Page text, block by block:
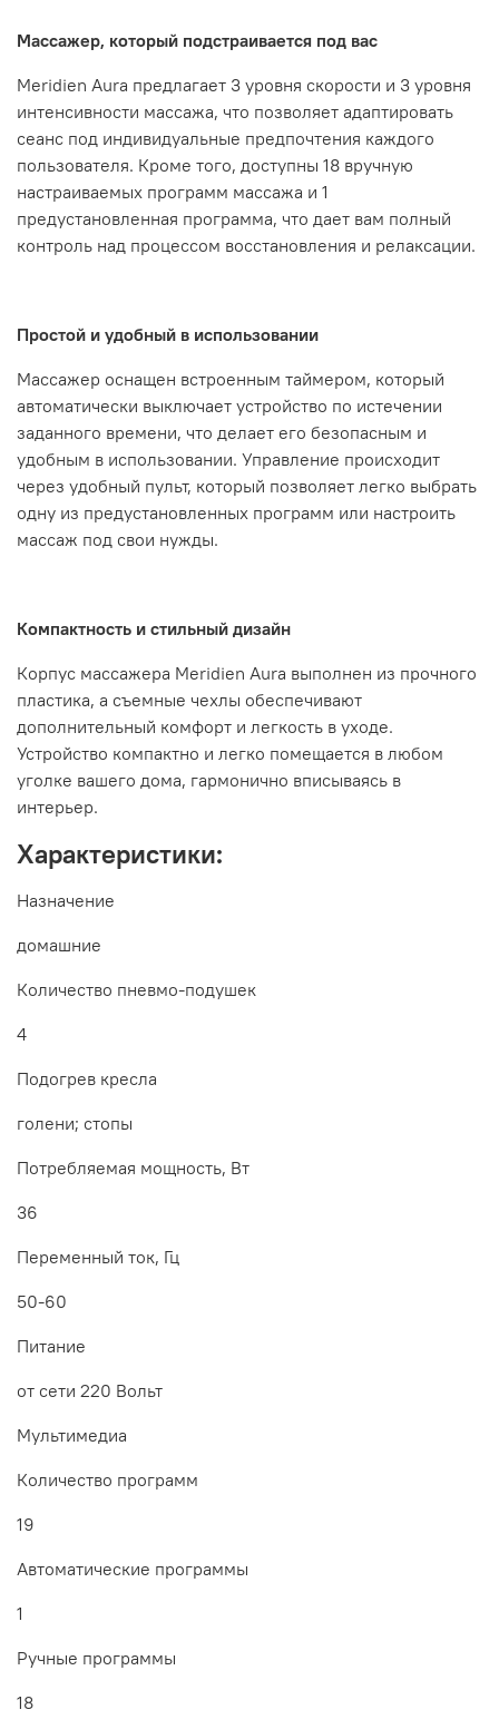
Массажер, который подстраивается под вас
Meridien Aura предлагает 3 уровня скорости и 3 уровня
интенсивности массажа, что позволяет адаптировать
сеанс под индивидуальные предпочтения каждого
пользователя. Кроме того, доступны 18 вручную
настраиваемых программ массажа и 1
предустановленная программа, что дает вам полный
контроль над процессом восстановления и релаксации.
Простой и удобный в использовании
Массажер оснащен встроенным таймером, который
автоматически выключает устройство по истечении
заданного времени, что делает его безопасным и
удобным в использовании. Управление происходит
через удобный пульт, который позволяет легко выбрать
одну из предустановленных программ или настроить
массаж под свои нужды.
Компактность и стильный дизайн
Корпус массажера Meridien Aura выполнен из прочного
пластика, а съемные чехлы обеспечивают
дополнительный комфорт и легкость в уходе.
Устройство компактно и легко помещается в любом
уголке вашего дома, гармонично вписываясь в
интерьер.
Характеристики:
Назначение
домашние
Количество пневмо-подушек
4
Подогрев кресла
голени; стопы
Потребляемая мощность, Вт
36
Переменный ток, Гц
50-60
Питание
от сети 220 Вольт
Мультимедиа
Количество программ
19
Автоматические программы
1
Ручные программы
18